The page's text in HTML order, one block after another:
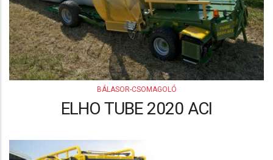
BÁLASOR-CSOMAGOLÓ
ELHO TUBE 2020 ACI